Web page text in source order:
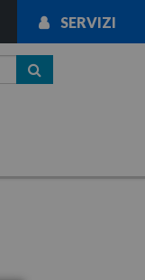
SERVIZI